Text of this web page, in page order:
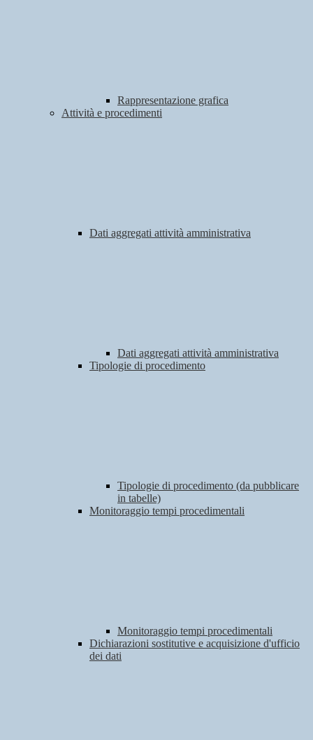
Rappresentazione grafica
Attività e procedimenti
Dati aggregati attività amministrativa
Dati aggregati attività amministrativa
Tipologie di procedimento
Tipologie di procedimento (da pubblicare
in tabelle)
Monitoraggio tempi procedimentali
Monitoraggio tempi procedimentali
Dichiarazioni sostitutive e acquisizione d'ufficio
dei dati